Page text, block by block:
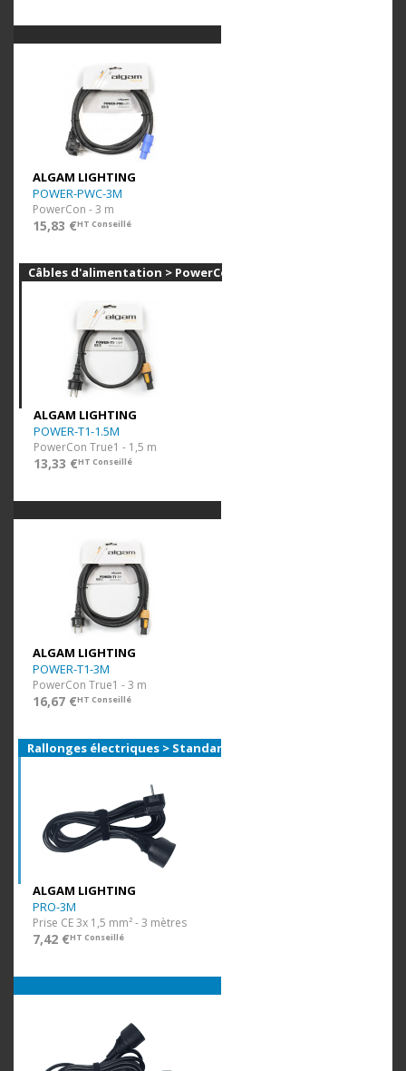
ALGAM LIGHTING
POWER-PWC-3M
PowerCon - 3 m
15,83 €HT Conseillé
Câbles d'alimentation > PowerCon TRUE1
ALGAM LIGHTING
POWER-T1-1.5M
PowerCon True1 - 1,5 m
13,33 €HT Conseillé
ALGAM LIGHTING
POWER-T1-3M
PowerCon True1 - 3 m
16,67 €HT Conseillé
Rallonges électriques > Standard
ALGAM LIGHTING
PRO-3M
Prise CE 3x 1,5 mm² - 3 mètres
7,42 €HT Conseillé